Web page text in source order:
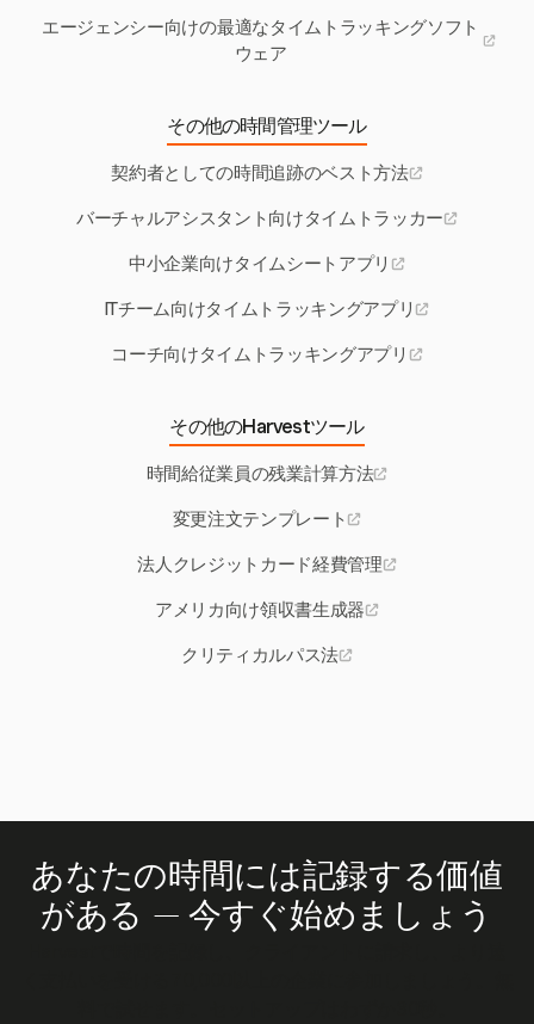
エージェンシー向けの最適なタイムトラッキングソフト
ウェア
その他の時間管理ツール
契約者としての時間追跡のベスト方法
バーチャルアシスタント向けタイムトラッカー
中小企業向けタイムシートアプリ
ITチーム向けタイムトラッキングアプリ
コーチ向けタイムトラッキングアプリ
その他のHarvestツール
時間給従業員の残業計算方法
変更注文テンプレート
法人クレジットカード経費管理
アメリカ向け領収書生成器
クリティカルパス法
あなたの時間には記録する価値
がある — 今すぐ始めましょう